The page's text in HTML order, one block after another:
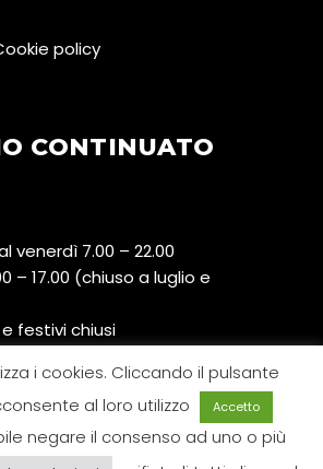
policy
CONTINUATO
venerdì 7.00 – 22.00
– 17.00 (chiuso a luglio e
festivi chiusi
i cookies. Cliccando il pulsante
al loro utilizzo
Accetto
negare il consenso ad uno o più